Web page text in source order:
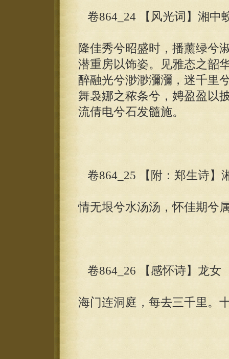
卷864_24 【风光词】湘中
隆佳秀兮昭盛时，播薰绿兮
潜重房以饰姿。见雅态之韶
醉融光兮渺渺瀰瀰，迷千里
舞袅娜之秾条兮，娉盈盈以
流倩电兮石发髓施。
卷864_25 【附：郑生诗】
情无垠兮水汤汤，怀佳期兮
卷864_26 【感怀诗】龙女
海门连洞庭，每去三千里。